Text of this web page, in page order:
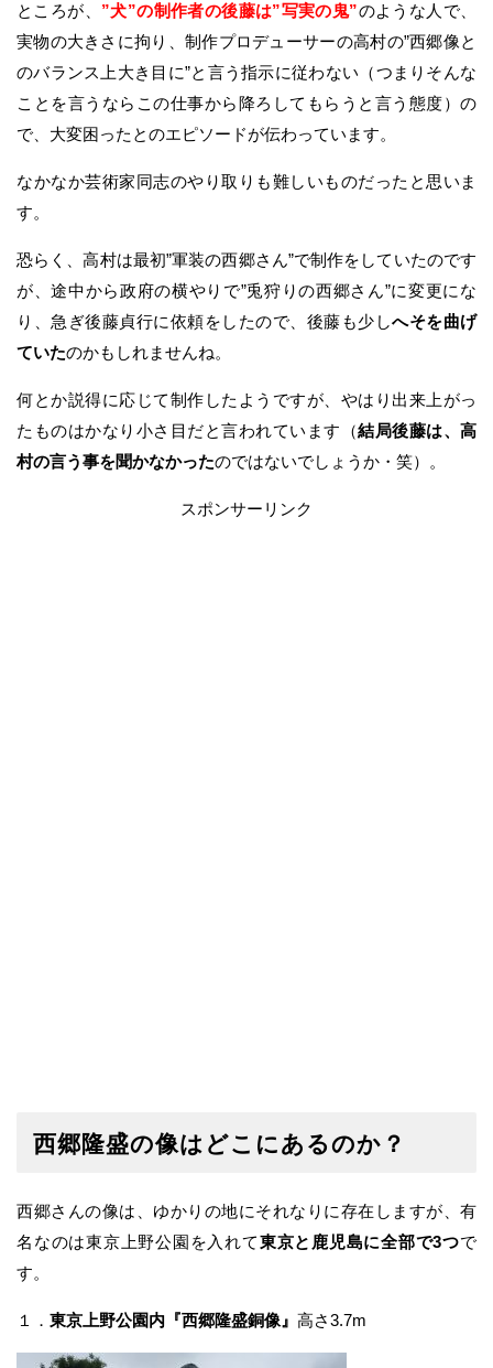
ところが、 ”犬”の制作者の後藤は”写実の鬼”のような人で、
実物の大きさに拘り、制作プロデューサーの高村の”西郷像と
のバランス上大き目に”と言う指示に従わない（つまりそんな
ことを言うならこの仕事から降ろしてもらうと言う態度）の
で、大変困ったとのエピソードが伝わっています。
なかなか芸術家同志のやり取りも難しいものだったと思いま
す。
恐らく、高村は最初”軍装の西郷さん”で制作をしていたのです
が、途中から政府の横やりで”兎狩りの西郷さん”に変更にな
り、急ぎ後藤貞行に依頼をしたので、後藤も少しへそを曲げ
ていたのかもしれませんね。
何とか説得に応じて制作したようですが、やはり出来上がっ
たものはかなり小さ目だと言われています（結局後藤は、高
村の言う事を聞かなかったのではないでしょうか・笑）。
スポンサーリンク
西郷隆盛の像はどこにあるのか？
西郷さんの像は、ゆかりの地にそれなりに存在しますが、有
名なのは東京上野公園を入れて東京と鹿児島に全部で3つで
す。
１． 東京上野公園内『西郷隆盛銅像』 高さ3.7m